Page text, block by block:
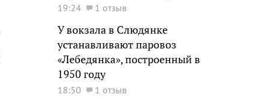
19:24 1 отзыв
У вокзала в Слюдянке
устанавливают паровоз
«Лебедянка», построенный в
1950 году
18:50 1 отзыв